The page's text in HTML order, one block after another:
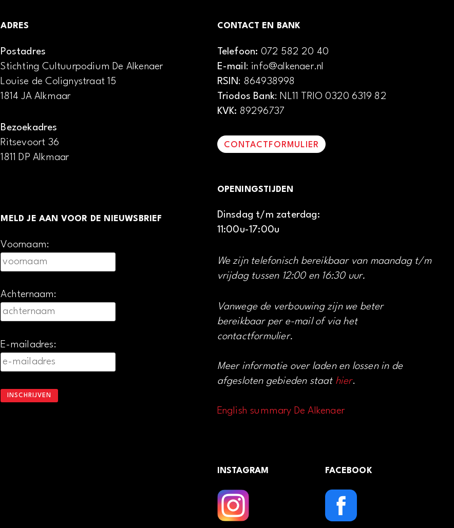
ADRES
Postadres
Stichting Cultuurpodium De Alkenaer
Louise de Colignystraat 15
1814 JA Alkmaar
Bezoekadres
Ritsevoort 36
1811 DP Alkmaar
MELD JE AAN VOOR DE NIEUWSBRIEF
Voornaam:
Achternaam:
E-mailadres:
CONTACT EN BANK
Telefoon: 072 582 20 40
E-mail: info@alkenaer.nl
RSIN: 864938998
Triodos Bank: NL11 TRIO 0320 6319 82
KVK: 89296737
CONTACTFORMULIER
OPENINGSTIJDEN
Dinsdag t/m zaterdag:
11:00u-17:00u
We zijn telefonisch bereikbaar van maandag t/m
vrijdag tussen 12:00 en 16:30 uur.
Vanwege de verbouwing zijn we beter
bereikbaar per e-mail of via het
contactformulier.
Meer informatie over laden en lossen in de
afgesloten gebieden staat hier.
English summary De Alkenaer
INSTAGRAM FACEBOOK